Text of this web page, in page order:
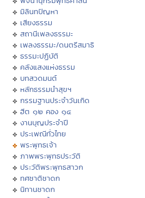
มิลินทปัญหา
เสียงธรรม
สถานีเพลงธรรมะ
เพลงธรรมะ/ดนตรีสมาธิ
ธรรมะปฏิบัติ
คลังแสงแห่งธรรม
บทสวดมนต์
หลักธรรมนำสุขฯ
กรรมฐานประจำวันเกิด
ฮีต ๑๒ คอง ๑๔
งานบุญประจำปี
ประเพณีทั่วไทย
พระพุทธเจ้า
ภาพพระพุทธประวัติ
ประวัติพระพุทธสาวก
ทศชาติชาดก
นิทานชาดก